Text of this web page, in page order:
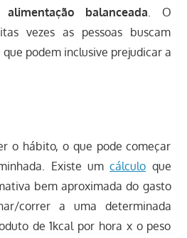
balanceada. O
vezes as pessoas buscam
podem inclusive prejudicar a
o hábito, o que pode começar
Existe umcálculo que
bem aproximada do gasto
correr a uma determinada
de 1kcal por hora x o peso